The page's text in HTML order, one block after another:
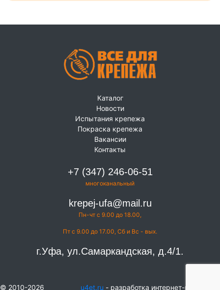
Каталог
Новости
Испытания крепежа
Покраска крепежа
Вакансии
Контакты
+7 (347) 246-06-51
многоканальный
krepej-ufa@mail.ru
Пн-чт с 9.00 до 18.00,
Пт с 9.00 до 17.00, Сб и Вс - вых.
г.Уфа, ул.Самаркандская, д.4/1.
© 2010-2026 u4et.ru - разработка интернет-магазинов